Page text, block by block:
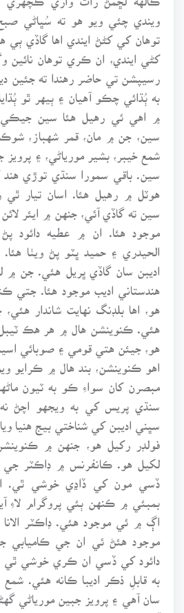
ويندي چئي ويو هو ته سُڀاڻي
توهان کي کڻڻ ايندي اها گاڏي ٻي
کڻي ايندي، ان ڪري توهان نائين
رسيپشن تي حاضر رهندا ته جئين
به ٻُڌائي چڪو آهيان ۽ ٻيهر ٿو
۾ اهي ئي رهيل هئا سين جيڪي
سين، جن ۾ مان، قمر شهباز،
شمع خيبر، بشير مورياڻي، ۽ پرويز
سين. باقي سمورا سنڌي توڙي هند
هوٽل ۾ رهيل هئا. اسان تيار
سين ته گاڏي آئي، جنهن ۾ ايئر
موجود هئا. ان ۾ عطيه دائود
الحيدري ۽ حميد ڀٽو پڻ ويٺا هئا.
اديبن سان گاڏي ڀريل هئي. جن ۾
هندستاني اديب موجود هئا. جتي
هو، اها بلڊنگ نهايت شاندار
هئي. ڪنوينشن هال ۾ هر هڪ
هو، جيئن هتي قومي ۽ صوبائي
اهو ڪنوينشن، بند هال ۾ ڪرايو
مبصرن کان سواءِ ڪو به ٽيون
سنڌي پريس کي به ويجهو اچڻ
سڀني اديبن کي شناختي بيج هنيا
فولڊر رکيل هو، جنهن ۾
لکيل هو. ڪانفرنس ۾ ڊاڪٽر جي
ڏسي مون کي ڏاڍي خوشي ٿي.
بمبئي ۾ ڪنهن ٻئي پروگرام لاءِ
اڳ ۾ ئي موجود هئي. ڊاڪٽر
موجود هئڻ ئي ان جي ڪاميابي
دائود کي ڏسي ان ڪري خوشي ٿي
به قابلِ ذڪر اديبا ڪانه هئي.
سان آهي ۽ پرويز جبين مورياڻي